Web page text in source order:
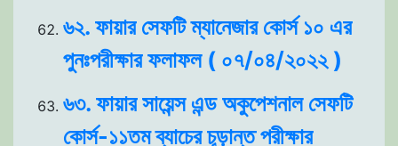
৬২. ফায়ার সেফটি ম্যানেজার কোর্স ১০ এর
পুনঃপরীক্ষার ফলাফল ( ০৭/০৪/২০২২ )
৬৩. ফায়ার সায়েন্স এন্ড অকুপেশনাল সেফটি
কোর্স-১১তম ব্যাচের চূড়ান্ত পরীক্ষার